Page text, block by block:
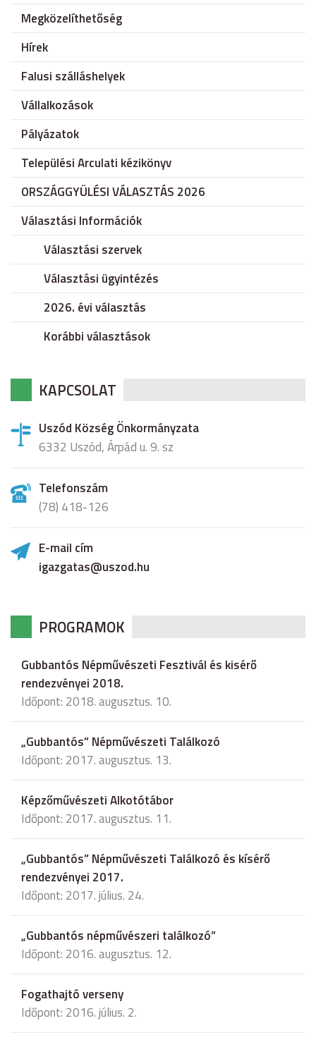
Megközelíthetőség
Hírek
Falusi szálláshelyek
Vállalkozások
Pályázatok
Települési Arculati kézikönyv
ORSZÁGGYÜLÉSI VÁLASZTÁS 2026
Választási Információk
Választási szervek
Választási ügyintézés
2026. évi választás
Korábbi választások
KAPCSOLAT
Uszód Község Önkormányzata
6332 Uszód, Árpád u. 9. sz
Telefonszám
(78) 418-126
E-mail cím
igazgatas@uszod.hu
PROGRAMOK
Gubbantós Népművészeti Fesztivál és kisérő
rendezvényei 2018.
Időpont: 2018. augusztus. 10.
„Gubbantós” Népművészeti Találkozó
Időpont: 2017. augusztus. 13.
Képzőművészeti Alkotótábor
Időpont: 2017. augusztus. 11.
„Gubbantós” Népművészeti Találkozó és kísérő
rendezvényei 2017.
Időpont: 2017. július. 24.
„Gubbantós népművészeri találkozó”
Időpont: 2016. augusztus. 12.
Fogathajtó verseny
Időpont: 2016. július. 2.